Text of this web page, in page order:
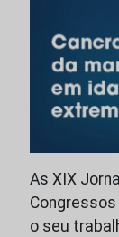
As XIX
o seu